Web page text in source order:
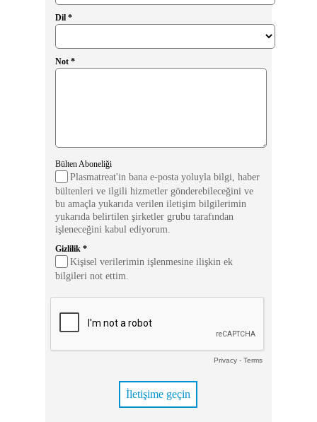
Dil *
Not *
Bülten Aboneliği
Plasmatreat'in bana e-posta yoluyla bilgi, haber
bültenleri ve ilgili hizmetler gönderebileceğini ve
bu amaçla yukarıda verilen iletişim bilgilerimin
yukarıda belirtilen şirketler grubu tarafından
işleneceğini kabul ediyorum.
Gizlilik *
Kişisel verilerimin işlenmesine ilişkin ek
bilgileri not ettim.
Privacy- Terms